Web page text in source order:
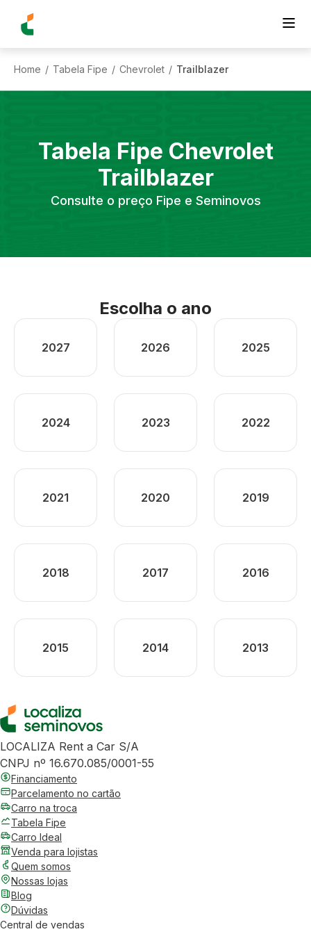
Home / Tabela Fipe / Chevrolet / Trailblazer
Tabela Fipe Chevrolet
Trailblazer
Consulte o preço Fipe e Seminovos
Escolha o ano
2027 2026 2025
2024 2023 2022
2021 2020 2019
2018 2017 2016
2015 2014 2013
LOCALIZA Rent a Car S/A
CNPJ nº 16.670.085/0001-55
Financiamento
Parcelamento no cartão
Carro na troca
Tabela Fipe
Carro Ideal
Venda para lojistas
Quem somos
Nossas lojas
Blog
Dúvidas
Central de vendas